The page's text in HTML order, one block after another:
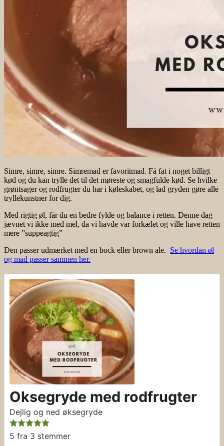
Simre, simre, simre. Simremad er favoritmad. Få fat i noget billigt
kød og du kan trylle det til det møreste og smagfulde kød. Se hvilke
grøntsager og rodfrugter du har i køleskabet, og lad gryden gøre alle
tryllekunstner for dig.
Med rigtig øl, får du en bedre fylde og balance i retten. Denne dag
jævnet vi ikke med mel, da vi havde var forkælet og ville have retten
mere ”suppeagtig”
Den passer udmærket med en bock eller brown ale. Se hvordan øl
og mad passer sammen her.
Oksegryde med rodfrugter
Dejlig og ned øksegryde
5 fra 3 stemmer